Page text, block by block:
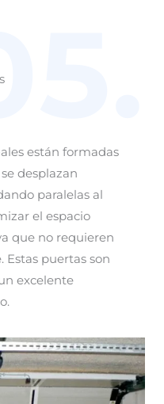
están formadas
desplazan
paralelas al
el espacio
que no requieren
Estas puertas son
excelente